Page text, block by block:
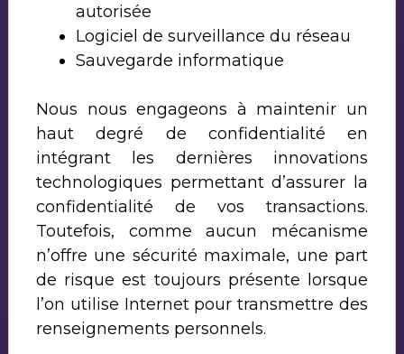
autorisée
Logiciel de surveillance du réseau
Sauvegarde informatique
Nous nous engageons à maintenir un
haut degré de confidentialité en
intégrant les dernières innovations
technologiques permettant d’assurer la
confidentialité de vos transactions.
Toutefois, comme aucun mécanisme
n’offre une sécurité maximale, une part
de risque est toujours présente lorsque
l’on utilise Internet pour transmettre des
renseignements personnels.